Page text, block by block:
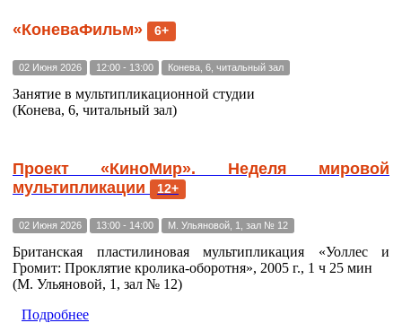
«КоневаФильм» 6+
02 Июня 2026 12:00 - 13:00 Конева, 6, читальный зал
Занятие в мультипликационной студии
(Конева, 6, читальный зал)
Проект «КиноМир». Неделя мировой
мультипликации
12+
02 Июня 2026 13:00 - 14:00 М. Ульяновой, 1, зал № 12
Британская пластилиновая мультипликация «Уоллес и
Громит: Проклятие кролика-оборотня», 2005 г., 1 ч 25 мин
(М. Ульяновой, 1, зал № 12)
Подробнее